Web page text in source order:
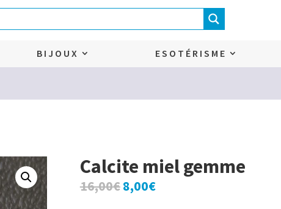
BIJOUX ESOTÉRISME
Calcite miel gemme
16,00€Le
8,00€Le